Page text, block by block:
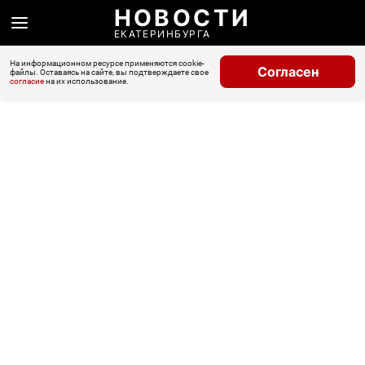
НОВОСТИ
ЕКАТЕРИНБУРГА
На информационном ресурсе применяются cookie-
файлы. Оставаясь на сайте, вы подтверждаете свое
согласиена их использование.
Согласен